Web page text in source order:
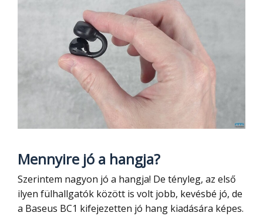
Mennyire jó a hangja?
Szerintem nagyon jó a hangja! De tényleg, az első
ilyen fülhallgatók között is volt jobb, kevésbé jó, de
a Baseus BC1 kifejezetten jó hang kiadására képes.